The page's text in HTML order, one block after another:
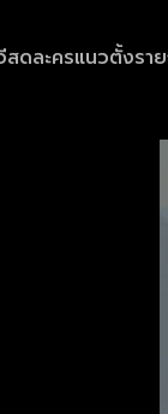
สดละครแนวตั้งรา